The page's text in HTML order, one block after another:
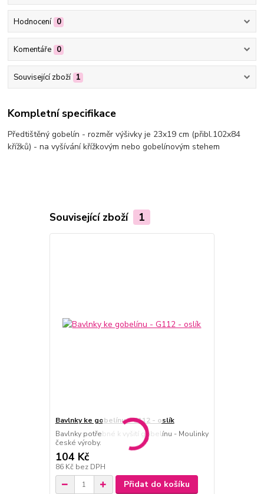
Hodnocení 0
Komentáře 0
Související zboží 1
Kompletní specifikace
Předtištěný gobelín - rozměr výšivky je 23x19 cm (přibl.102x84
křížků) - na vyšívání křížkovým nebo gobelínovým stehem
Související zboží 1
Bavlnky ke gobelínu - G112 - oslík
Bavlnky potřebné k vyšití gobelínu - Moulinky
české výroby.
104 Kč
86 Kč bez DPH
Přidat do košíku